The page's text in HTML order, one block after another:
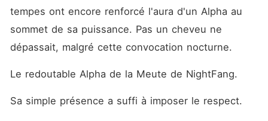
tempes ont encore renforcé l'aura d'un Alpha au
sommet de sa puissance. Pas un cheveu ne
dépassait, malgré cette convocation nocturne.
Le redoutable Alpha de la Meute de NightFang.
Sa simple présence a suffi à imposer le respect.